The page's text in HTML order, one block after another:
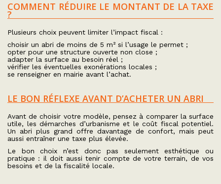
COMMENT RÉDUIRE LE MONTANT DE LA TAXE
?
Plusieurs choix peuvent limiter l’impact fiscal :
choisir un abri de moins de 5 m² si l’usage le permet ;
opter pour une structure ouverte non close ;
adapter la surface au besoin réel ;
vérifier les éventuelles exonérations locales ;
se renseigner en mairie avant l’achat.
LE BON RÉFLEXE AVANT D’ACHETER UN ABRI
Avant de choisir votre modèle, pensez à comparer la surface
utile, les démarches d’urbanisme et le coût fiscal potentiel.
Un abri plus grand offre davantage de confort, mais peut
aussi entraîner une taxe plus élevée.
Le bon choix n’est donc pas seulement esthétique ou
pratique : il doit aussi tenir compte de votre terrain, de vos
besoins et de la fiscalité locale.